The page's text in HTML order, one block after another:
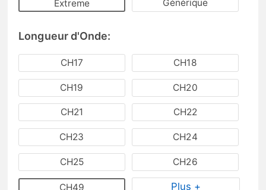
Extreme Générique
Longueur d'Onde:
CH17 CH18
CH19 CH20
CH21 CH22
CH23 CH24
CH25 CH26
CH49 Plus +